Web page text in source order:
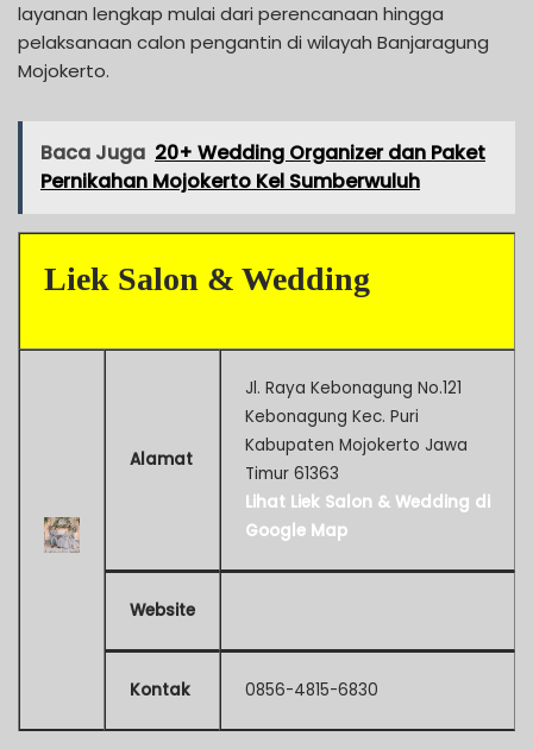
layanan lengkap mulai dari perencanaan hingga
pelaksanaan calon pengantin di wilayah Banjaragung
Mojokerto.
Baca Juga 20+ Wedding Organizer dan Paket
Pernikahan Mojokerto Kel Sumberwuluh
Liek Salon & Wedding
Alamat
Jl. Raya Kebonagung No.121
Kebonagung Kec. Puri
Kabupaten Mojokerto Jawa
Timur 61363
Lihat Liek Salon & Wedding di
Google Map
Website
Kontak 0856-4815-6830